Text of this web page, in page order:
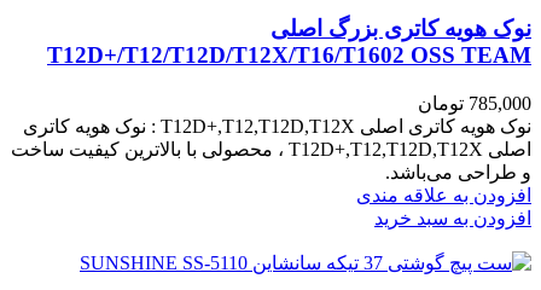
نوک هویه کاتری بزرگ اصلی
T12D+/T12/T12D/T12X/T16/T1602 OSS TEAM
785,000 تومان
نوک هویه کاتری اصلی T12D+,T12,T12D,T12X : نوک هویه کاتری
اصلی T12D+,T12,T12D,T12X ، محصولی با بالاترین کیفیت ساخت
و طراحی می‌باشد.
افزودن به علاقه مندی
افزودن به سبد خرید